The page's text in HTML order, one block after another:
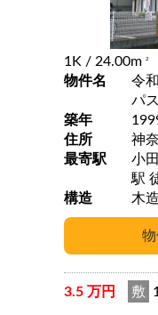
1K / 24.00m 2
物件名
令
パ
築年
住所
神
最寄駅
小
構造
木造
3.5 万円 敷